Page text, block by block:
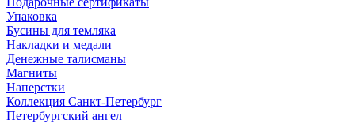
Упаковка
Бусины для темляка
Накладки и медали
Денежные талисманы
Магниты
Наперстки
Коллекция Санкт-Петербург
Петербургский ангел